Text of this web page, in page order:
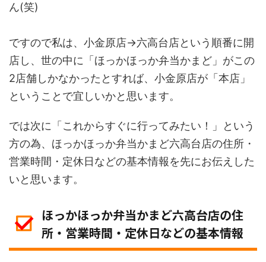
ん(笑)
ですので私は、小金原店→六高台店という順番に開
店し、世の中に「ほっかほっか弁当かまど」がこの
2店舗しかなかったとすれば、小金原店が「本店」
ということで宜しいかと思います。
では次に「これからすぐに行ってみたい！」という
方の為、ほっかほっか弁当かまど六高台店の住所・
営業時間・定休日などの基本情報を先にお伝えした
いと思います。
ほっかほっか弁当かまど六高台店の住
所・営業時間・定休日などの基本情報